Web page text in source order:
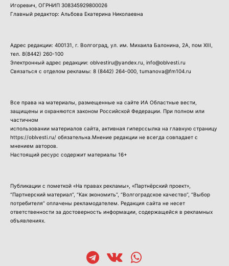
Игоревич, ОГРНИП 308345929800026
Главный редактор: Альбова Екатерина Николаевна
Адрес редакции: 400131, г. Волгоград, ул. им. Михаила Балонина, 2А, пом XIII,
тел. 8(8442) 260-100
Электронный адрес редакции: oblvestiru@yandex.ru, info@oblvesti.ru
Связаться с отделом рекламы: 8 (8442) 264-000 , tumanova@fm104.ru
Все права на материалы, размещенные на сайте ИА Областные вести,
защищены и охраняются законом Российской Федерации. При полном или
частичном
использовании материалов сайта, активная гиперссылка на главную страницу
https://oblvesti.ru/ обязательна.Мнение редакции не всегда совпадает с
мнением авторов.
Настоящий ресурс содержит материалы 16+
Публикации с пометкой «На правах рекламы», «Партнёрский проект»,
“Партнерский материал”, “Как экономить”, “Волгоградское качество”, “Выбор
потребителя” оплачены рекламодателем. Редакция сайта не несет
ответственности за достоверность информации, содержащейся в рекламных
объявлениях.